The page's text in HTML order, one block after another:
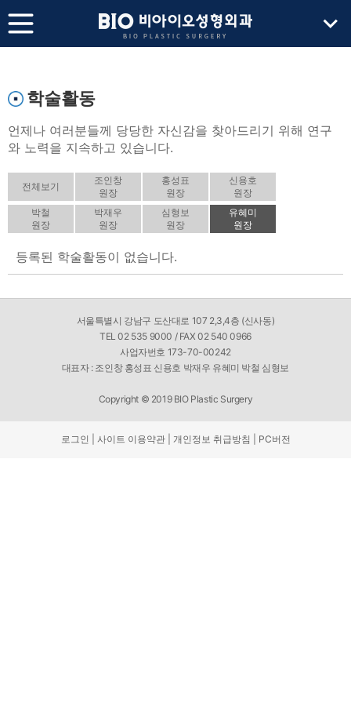
학술활동
언제나 여러분들께 당당한 자신감을 찾아드리기 위해 연구
와 노력을 지속하고 있습니다.
전체보기
조인창
원장
홍성표
원장
신용호
원장
박철
원장
박재우
원장
심형보
원장
유혜미
원장
등록된 학술활동이 없습니다.
서울특별시 강남구 도산대로 107 2,3,4층 (신사동)
TEL 02 535 9000 / FAX 02 540 0966
사업자번호 173-70-00242
대표자 : 조인창 홍성표 신용호 박재우 유혜미 박철 심형보
Copyright © 2019 BIO Plastic Surgery
로그인 | 사이트 이용약관 | 개인정보 취급방침 | PC버전